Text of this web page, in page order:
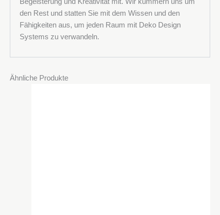
Begeisterung und Kreativität mit. Wir kümmern uns um
den Rest und statten Sie mit dem Wissen und den
Fähigkeiten aus, um jeden Raum mit Deko Design
Systems zu verwandeln.
Ähnliche Produkte